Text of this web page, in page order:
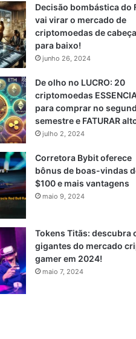
Decisão bombástica do
vai virar o mercado de
criptomoedas de cabeça
para baixo!
junho 26, 2024
De olho no LUCRO: 20
criptomoedas
para comprar no
semestre e FATURAR
julho 2, 2024
Corretora Bybit oferece
bônus de boas-vindas
$100 e mais vantagens
maio 9, 2024
Tokens Titãs: descubra
gigantes do mercado
gamer em 2024!
maio 7, 2024